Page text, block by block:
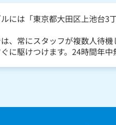
には「東京都大田区上池台
、常にスタッフが複数人待
に駆けつけます。24時間年中